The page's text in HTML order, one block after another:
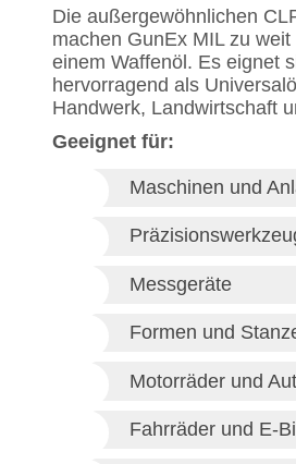
Die außergewöhnlichen
machen GunEx MIL zu
einem Waffenöl. Es eignet
hervorragend als
Handwerk, Landwirtschaft
Geeignet für:
Maschinen und
Messgeräte
Formen und
Motorräder und
Fahrräder und E-